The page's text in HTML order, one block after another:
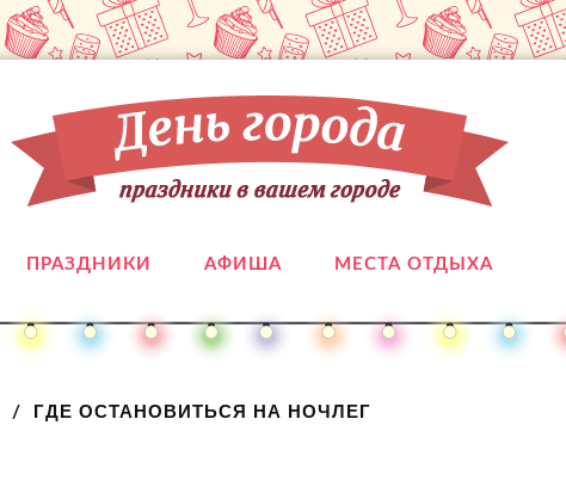
ПРАЗДНИКИ АФИША МЕСТА ОТДЫХА
ГДЕ ОСТАНОВИТЬСЯ НА НОЧЛЕГ